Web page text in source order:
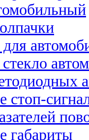
стоп-
габариты